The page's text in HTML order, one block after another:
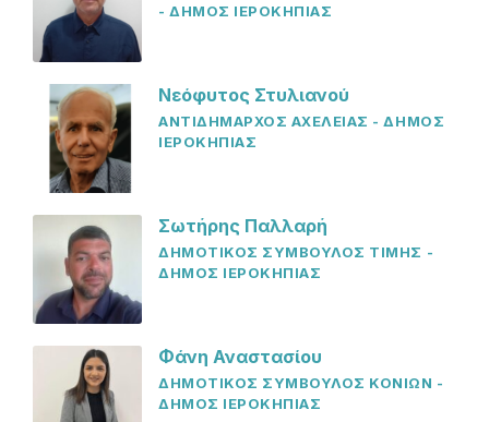
- ΔΗΜΟΣ ΙΕΡΟΚΗΠΙΑΣ
Νεόφυτος Στυλιανού
ΑΝΤΙΔΗΜΑΡΧΟΣ ΑΧΕΛΕΙΑΣ - ΔΗΜΟΣ
ΙΕΡΟΚΗΠΙΑΣ
Σωτήρης Παλλαρή
ΔΗΜΟΤΙΚΟΣ ΣΥΜΒΟΥΛΟΣ ΤΙΜΗΣ -
ΔΗΜΟΣ ΙΕΡΟΚΗΠΙΑΣ
Φάνη Αναστασίου
ΔΗΜΟΤΙΚΟΣ ΣΥΜΒΟΥΛΟΣ ΚΟΝΙΩΝ -
ΔΗΜΟΣ ΙΕΡΟΚΗΠΙΑΣ